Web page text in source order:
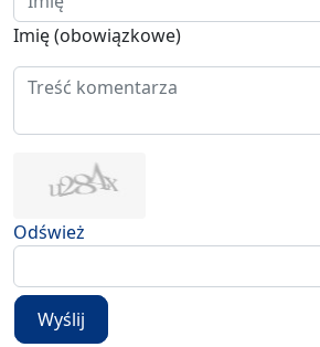
Imię (obowiązkowe)
Odśwież
Wyślij